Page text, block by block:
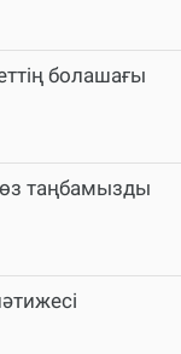
болашағы
өз таңбамызды